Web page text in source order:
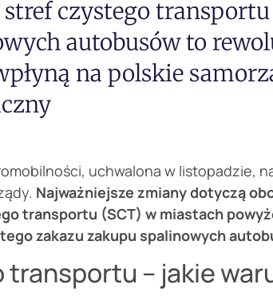
czystego
autobusów to
na polskie
uchwalona w listopadzie,
Najważniejsze zmiany dotyczą
transportu (SCT) w miastach
zakazu zakupu spalinowych
– jakie